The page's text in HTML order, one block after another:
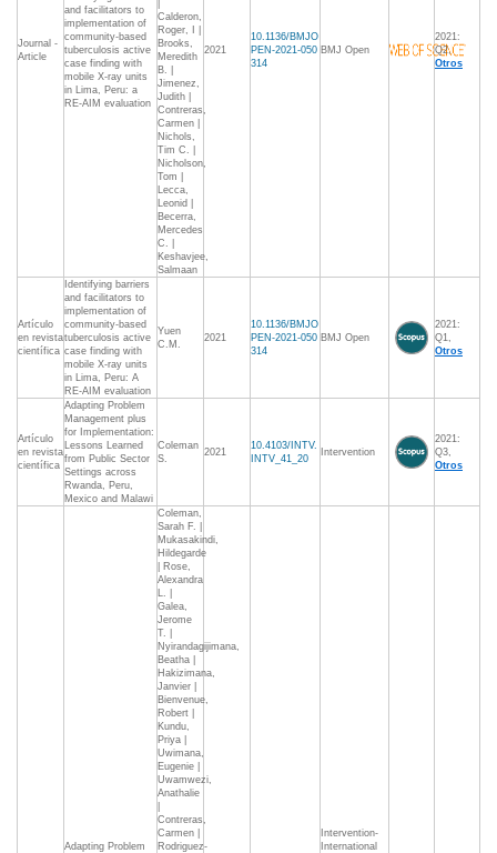
Journal -
Article
and facilitators to
implementation of
community-based
tuberculosis active
case finding with
mobile X-ray units
in Lima, Peru: a
RE-AIM evaluation
Calderon,
Roger, I |
Brooks,
Meredith
B. |
Jimenez,
Judith |
Contreras,
Carmen |
Nichols,
Tim C. |
Nicholson,
Tom |
Lecca,
Leonid |
Becerra,
Mercedes
C. |
Keshavjee,
Salmaan
2021
10.1136/BMJO
PEN-2021-050
314
BMJ Open
2021:
Q2,
Otros
Artículo
en revista
científica
Identifying barriers
and facilitators to
implementation of
community-based
tuberculosis active
case finding with
mobile X-ray units
in Lima, Peru: A
RE-AIM evaluation
Yuen
C.M.
2021
10.1136/BMJO
PEN-2021-050
314
BMJ Open
2021:
Q1,
Otros
Artículo
en revista
científica
Adapting Problem
Management plus
for Implementation:
Lessons Learned
from Public Sector
Settings across
Rwanda, Peru,
Mexico and Malawi
Coleman
S.
2021
10.4103/INTV.
INTV_41_20
Intervention
2021:
Q3,
Otros
Adapting Problem
Coleman,
Sarah F. |
Mukasakindi,
Hildegarde
| Rose,
Alexandra
L. |
Galea,
Jerome
T. |
Nyirandagijimana,
Beatha |
Hakizimana,
Janvier |
Bienvenue,
Robert |
Kundu,
Priya |
Uwimana,
Eugenie |
Uwamwezi,
Anathalie
Contreras,
Carmen |
Rodriguez-
Intervention-
International